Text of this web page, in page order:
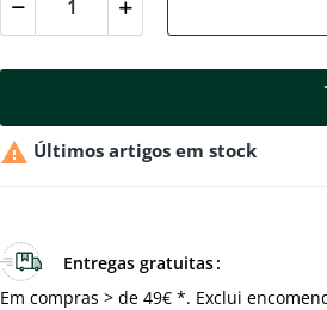
 Últimos artigos em stock
Entregas gratuitas
Em compras > de 49€ *. Exclui